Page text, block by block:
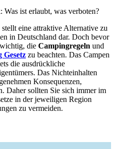
eine attraktive Alternative zu
in Deutschland dar. Doch bevor
die Campingregeln und
zu beachten. Das Campen
die ausdrückliche
Das Nichteinhalten
Konsequenzen,
Daher sollten Sie sich immer im
in der jeweiligen Region
zu vermeiden.